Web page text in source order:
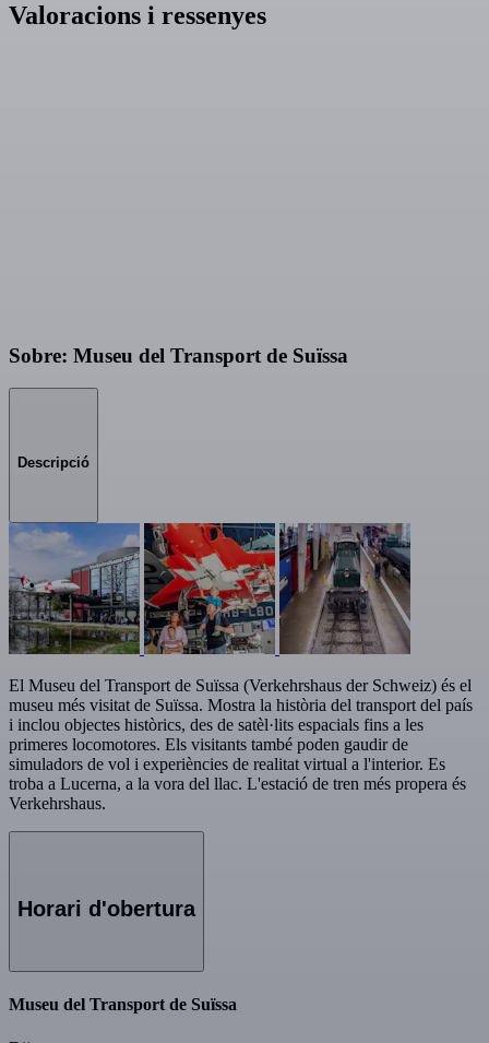
Valoracions i ressenyes
Sobre: Museu del Transport de Suïssa
Descripció
El Museu del Transport de Suïssa (Verkehrshaus der Schweiz) és el
museu més visitat de Suïssa. Mostra la història del transport del país
i inclou objectes històrics, des de satèl·lits espacials fins a les
primeres locomotores. Els visitants també poden gaudir de
simuladors de vol i experiències de realitat virtual a l'interior. Es
troba a Lucerna, a la vora del llac. L'estació de tren més propera és
Verkehrshaus.
Horari d'obertura
Museu del Transport de Suïssa